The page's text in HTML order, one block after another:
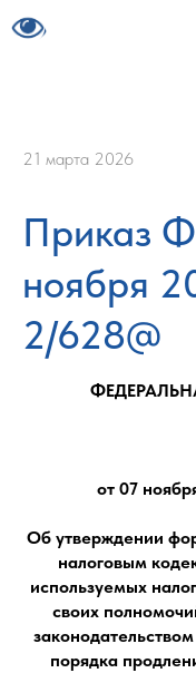
21 марта 2026
Приказ
ноября
2/628@
от 07
Об утверждении
налоговым
используемых
своих
порядка